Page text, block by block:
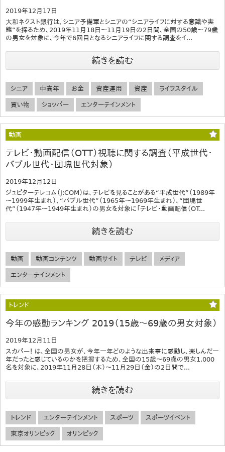
2019年12月17日
大和ネクスト銀行は、シニア予備軍とシニアの“シニアライフに対する意識や実
態”を探るため、2019年11月18日～11月19日の2日間、全国の50歳～79歳
の男女を対象に、今年で6回目となるシニアライフに関する調査をイ...
続きを読む
シニア 中高年 お金 資産運用 資産 ライフスタイル
買い物 ショッパー エンターテインメント
動画
テレビ・動画配信（OTT）視聴に関する調査（平成世代・
バブル世代・団塊世代対象）
2019年12月12日
ジュピターテレコム（J:COM）は、テレビを見ることがある“平成世代”（1989年
～1999年生まれ）、“バブル世代”（1965年～1969年生まれ）、“団塊世
代”（1947年～1949年生まれ）の男女を対象に「テレビ・動画配信（OT...
続きを読む
動画 動画コンテンツ 動画サイト テレビ メディア
エンターテインメント
トレンド
今年の感動ランキング 2019（15歳～69歳の男女対象）
2019年12月11日
スカパー！ は、全国の男女が、今年一年どのような出来事に感動し、楽しんだ一
年だったと感じているのかを把握するため、全国の15歳～69歳の男女1,000
名を対象に、2019年11月28日（木）～11月29日（金）の2日間で...
続きを読む
トレンド エンターテインメント スポーツ スポーツイベント
東京オリンピック オリンピック